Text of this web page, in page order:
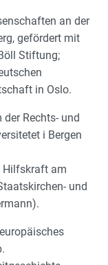
an der
gefördert mit
Stiftung;
in Oslo.
Rechts- und
i Bergen
Hilfskraft am
und